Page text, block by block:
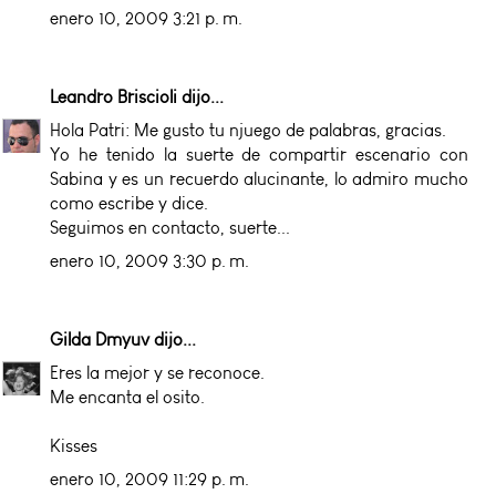
enero 10, 2009 3:21 p. m.
Leandro Briscioli dijo...
Hola Patri: Me gusto tu njuego de palabras, gracias.
Yo he tenido la suerte de compartir escenario con
Sabina y es un recuerdo alucinante, lo admiro mucho
como escribe y dice.
Seguimos en contacto, suerte...
enero 10, 2009 3:30 p. m.
Gilda Dmyuvdijo...
Eres la mejor y se reconoce.
Me encanta el osito.
Kisses
enero 10, 2009 11:29 p. m.